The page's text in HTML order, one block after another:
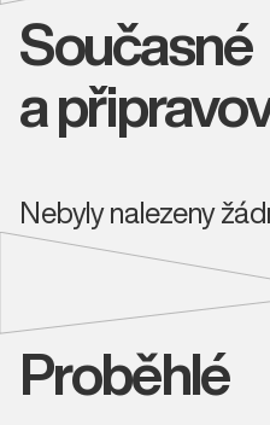
Současné
a
Nebyly nalezeny
Proběhlé